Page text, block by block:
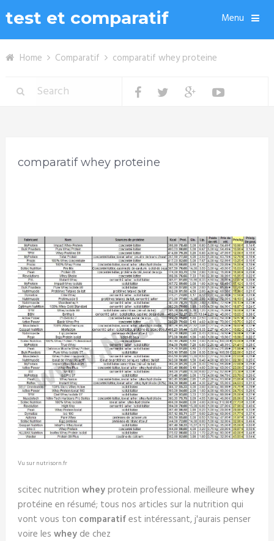
test et comparatif Menu
Home Comparatif comparatif whey proteine
comparatif whey proteine
Vu sur nutrisorn.fr
scitec nutrition wheyprotein professional. meilleure whey
protéine en résumé; tous nos articles sur la nutrition qui
vont vous ton comparatifest intéressant, j'aurais penser
voire les wheyde chez